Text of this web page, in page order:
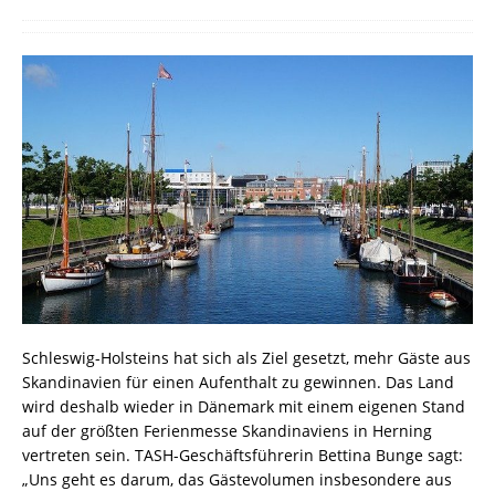
Schleswig-Holsteins hat sich als Ziel gesetzt, mehr Gäste aus
Skandinavien für einen Aufenthalt zu gewinnen. Das Land
wird deshalb wieder in Dänemark mit einem eigenen Stand
auf der größten Ferienmesse Skandinaviens in Herning
vertreten sein. TASH-Geschäftsführerin Bettina Bunge sagt:
„Uns geht es darum, das Gästevolumen insbesondere aus